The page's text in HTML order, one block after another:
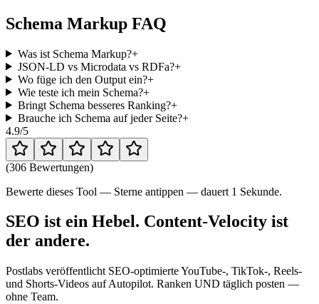
Schema Markup FAQ
Was ist Schema Markup?+
JSON-LD vs Microdata vs RDFa?+
Wo füge ich den Output ein?+
Wie teste ich mein Schema?+
Bringt Schema besseres Ranking?+
Brauche ich Schema auf jeder Seite?+
4.9/5
(306 Bewertungen)
Bewerte dieses Tool — Sterne antippen — dauert 1 Sekunde.
SEO ist ein Hebel. Content-Velocity ist
der andere.
Postlabs veröffentlicht SEO-optimierte YouTube-, TikTok-, Reels-
und Shorts-Videos auf Autopilot. Ranken UND täglich posten —
ohne Team.